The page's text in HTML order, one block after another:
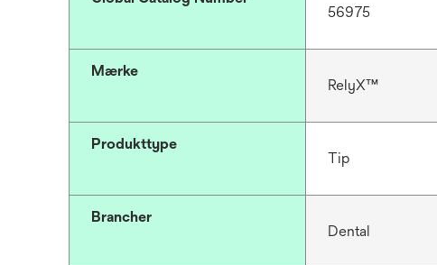
56975
Mærke
RelyX™
Produkttype
Tip
Brancher
Dental